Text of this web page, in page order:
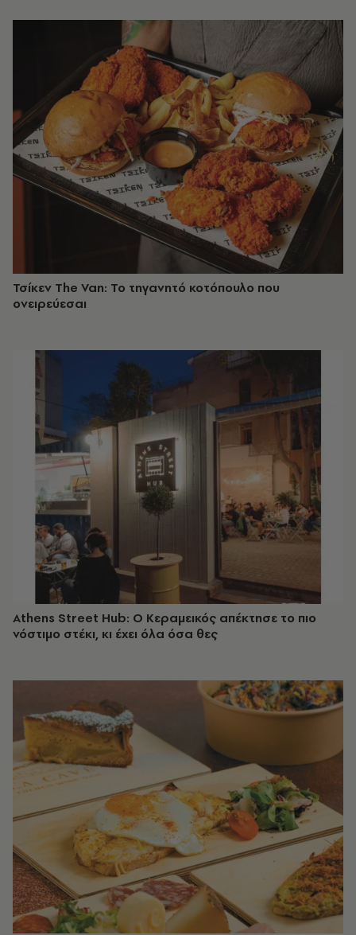
Τσίκεν The Van: Το τηγανητό κοτόπουλο που
ονειρεύεσαι
Athens Street Hub: Ο Κεραμεικός απέκτησε το πιο
νόστιμο στέκι, κι έχει όλα όσα θες